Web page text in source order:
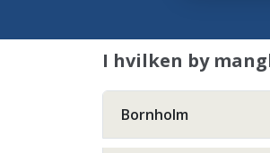
I hvilken by
Bornholm